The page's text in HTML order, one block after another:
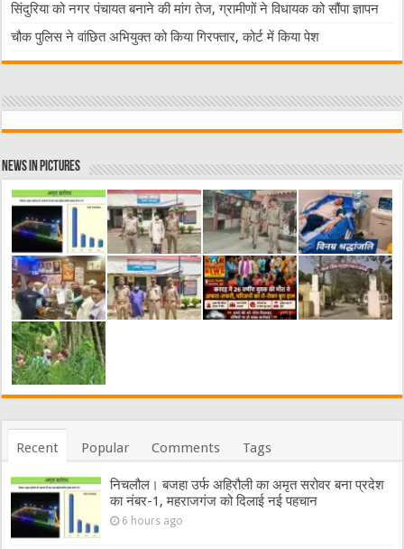
सिंदुरिया को नगर पंचायत बनाने की मांग तेज, ग्रामीणों ने विधायक को सौंपा ज्ञापन
चौक पुलिस ने वांछित अभियुक्त को किया गिरफ्तार, कोर्ट में किया पेश
News in Pictures
Recent Popular Comments Tags
निचलौल। बजहा उर्फ अहिरौली का अमृत सरोवर बना प्रदेश
का नंबर-1, महराजगंज को दिलाई नई पहचान
6 hours ago